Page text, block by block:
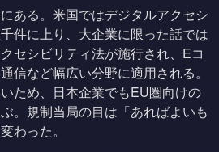
ある。米国ではデジタルアクセシ
件に上り、大企業に限った話では
セシビリティ法が施行され、Eコ
信など幅広い分野に適用される。
ため、日本企業でもEU圏向けの
。規制当局の目は「あればよいも
わった。